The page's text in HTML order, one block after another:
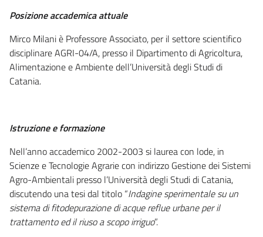
Posizione accademica attuale
Mirco Milani è Professore Associato, per il settore scientifico
disciplinare AGRI-04/A, presso il Dipartimento di Agricoltura,
Alimentazione e Ambiente dell’Università degli Studi di
Catania.
Istruzione e formazione
Nell’anno accademico 2002-2003 si laurea con lode, in
Scienze e Tecnologie Agrarie con indirizzo Gestione dei Sistemi
Agro-Ambientali presso l’Università degli Studi di Catania,
discutendo una tesi dal titolo “Indagine sperimentale su un
sistema di fitodepurazione di acque reflue urbane per il
trattamento ed il riuso a scopo irriguo”.